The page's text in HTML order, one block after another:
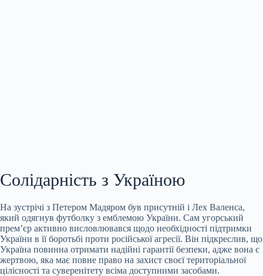
Солідарність з Україною
На зустрічі з Петером Мадяром був присутній і Лех Валенса,
який одягнув футболку з емблемою України. Сам угорський
прем’єр активно висловлювався щодо необхідності підтримки
України в її боротьбі проти російської агресії. Він підкреслив, що
Україна повинна отримати надійні гарантії безпеки, адже вона є
жертвою, яка має повне право на захист своєї територіальної
цілісності та суверенітету всіма доступними засобами.